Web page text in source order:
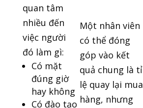
quan tâm
nhiều đến
việc người
đó làm gì:
Có mặt
đúng giờ
hay không
Có đào tạo
Một nhân viên
có thể đóng
góp vào kết
quả chung là tỉ
lệ quay lại mua
hàng, nhưng